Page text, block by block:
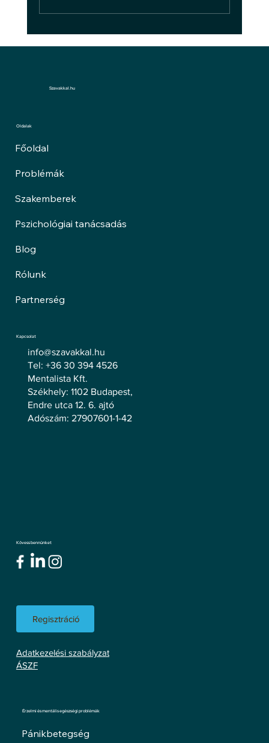
Szavakkal.hu
Oldalak
Főoldal
Problémák
Szakemberek
Pszichológiai tanácsadás
Blog
Rólunk
Partnerség
Kapcsolat
info@szavakkal.hu
Tel: +36 30 394 4526
Mentalista Kft.
Székhely: 1102 Budapest,
Endre utca 12. 6. ajtó
Adószám: 27907601-1-42
Kövess bennünket
Regisztráció
Adatkezelési szabályzat
ÁSZF
Érzelmi és mentális egészségi problémák
Pánikbetegség